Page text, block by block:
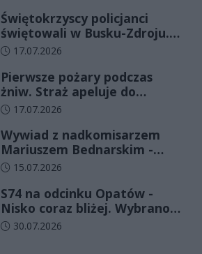
Świętokrzyscy policjanci
świętowali w Busku-Zdroju.
Czterdziestu nowych
ślubowanie
Data dodania artykułu:
17.07.2026
Pierwsze pożary podczas
żniw. Straż apeluje do
rolników o ostrożność
Data dodania artykułu:
17.07.2026
Wywiad z nadkomisarzem
Mariuszem Bednarskim -
Wydział Ruchu Drogowego
w Kielcach
Data dodania artykułu:
15.07.2026
S74 na odcinku Opatów -
Nisko coraz bliżej. Wybrano
wykonawcę kolejnego
Data dodania artykułu:
30.07.2026